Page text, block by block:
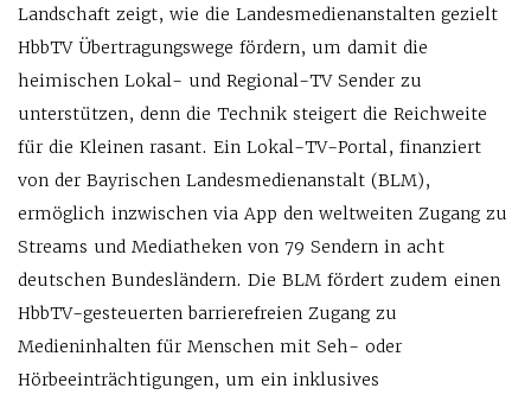
Landschaft zeigt, wie die Landesmedienanstalten gezielt
HbbTV Übertragungswege fördern, um damit die
heimischen Lokal- und Regional-TV Sender zu
unterstützen, denn die Technik steigert die Reichweite
für die Kleinen rasant. Ein Lokal-TV-Portal, finanziert
von der Bayrischen Landesmedienanstalt (BLM),
ermöglich inzwischen via App den weltweiten Zugang zu
Streams und Mediatheken von 79 Sendern in acht
deutschen Bundesländern. Die BLM fördert zudem einen
HbbTV-gesteuerten barrierefreien Zugang zu
Medieninhalten für Menschen mit Seh- oder
Hörbeeinträchtigungen, um ein inklusives